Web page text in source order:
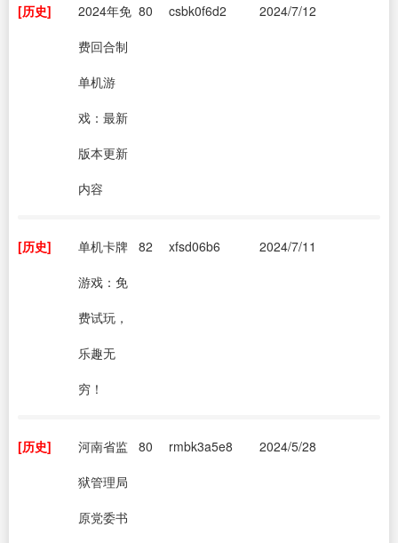
[历史]
2024年免
费回合制
单机游
戏：最新
版本更新
内容
80 csbk0f6d2 2024/7/12
[历史]
单机卡牌
游戏：免
费试玩，
乐趣无
穷！
82 xfsd06b6 2024/7/11
[历史]
河南省监
狱管理局
原党委书
80 rmbk3a5e8 2024/5/28